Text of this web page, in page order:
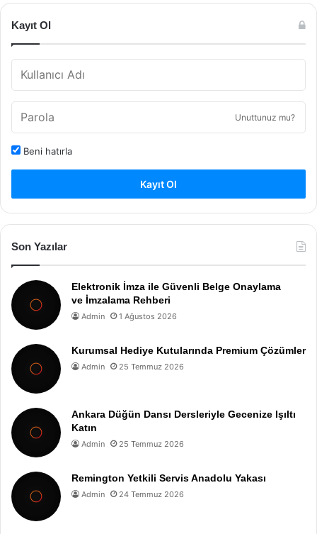
Kayıt Ol
Unuttunuz mu?
Beni hatırla
Kayıt Ol
Son Yazılar
Elektronik İmza ile Güvenli Belge Onaylama
ve İmzalama Rehberi
Admin 1 Ağustos 2026
Kurumsal Hediye Kutularında Premium Çözümler
Admin 25 Temmuz 2026
Ankara Düğün Dansı Dersleriyle Gecenize Işıltı
Katın
Admin 25 Temmuz 2026
Remington Yetkili Servis Anadolu Yakası
Admin 24 Temmuz 2026